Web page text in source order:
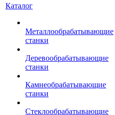
Каталог
Металлообрабатывающие
станки
Деревообрабатывающие
станки
Камнеобрабатывающие
станки
Стеклообрабатывающие